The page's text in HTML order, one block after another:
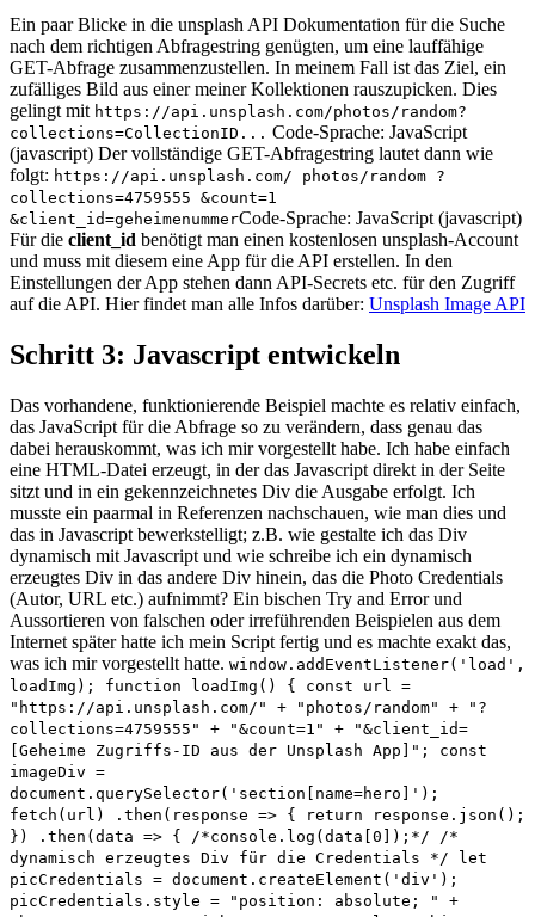
Ein paar Blicke in die unsplash API Dokumentation für die Suche
nach dem richtigen Abfragestring genügten, um eine lauffähige
GET-Abfrage zusammenzustellen. In meinem Fall ist das Ziel, ein
zufälliges Bild aus einer meiner Kollektionen rauszupicken. Dies
gelingt mit https://api.unsplash.com/photos/random?
collections=CollectionID... Code-Sprache: JavaScript
(javascript) Der vollständige GET-Abfragestring lautet dann wie
folgt: https://api.unsplash.com/ photos/random ?
collections=4759555 &count=1
&client_id=geheimenummerCode-Sprache: JavaScript (javascript)
Für die client_id benötigt man einen kostenlosen unsplash-Account
und muss mit diesem eine App für die API erstellen. In den
Einstellungen der App stehen dann API-Secrets etc. für den Zugriff
auf die API. Hier findet man alle Infos darüber: Unsplash Image API
Schritt 3: Javascript entwickeln
Das vorhandene, funktionierende Beispiel machte es relativ einfach,
das JavaScript für die Abfrage so zu verändern, dass genau das
dabei herauskommt, was ich mir vorgestellt habe. Ich habe einfach
eine HTML-Datei erzeugt, in der das Javascript direkt in der Seite
sitzt und in ein gekennzeichnetes Div die Ausgabe erfolgt. Ich
musste ein paarmal in Referenzen nachschauen, wie man dies und
das in Javascript bewerkstelligt; z.B. wie gestalte ich das Div
dynamisch mit Javascript und wie schreibe ich ein dynamisch
erzeugtes Div in das andere Div hinein, das die Photo Credentials
(Autor, URL etc.) aufnimmt? Ein bischen Try and Error und
Aussortieren von falschen oder irreführenden Beispielen aus dem
Internet später hatte ich mein Script fertig und es machte exakt das,
was ich mir vorgestellt hatte. window.addEventListener('load',
loadImg); function loadImg() { const url =
"https://api.unsplash.com/" + "photos/random" + "?
collections=4759555" + "&count=1" + "&client_id=
[Geheime Zugriffs-ID aus der Unsplash App]"; const
imageDiv =
document.querySelector('section[name=hero]');
fetch(url) .then(response => { return response.json();
}) .then(data => { /*console.log(data[0]);*/ /*
dynamisch erzeugtes Div für die Credentials */ let
picCredentials = document.createElement('div');
picCredentials.style = "position: absolute; " +